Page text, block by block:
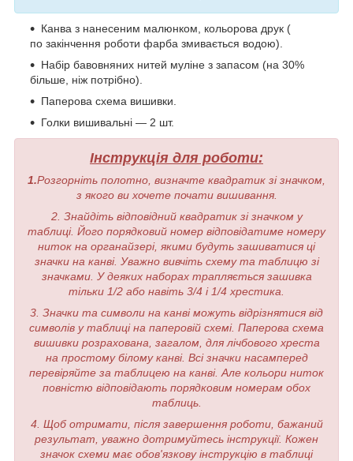
Канва з нанесеним малюнком, кольорова друк (
по закінчення роботи фарба змивається водою).
Набір бавовняних нитей муліне з запасом (на 30%
більше, ніж потрібно).
Паперова схема вишивки.
Голки вишивальні — 2 шт.
Інструкція для роботи:
1.Розгорніть полотно, визначте квадратик зі значком,
з якого ви хочете почати вишивання.
2. Знайдіть відповідний квадратик зі значком у
таблиці. Його порядковий номер відповідатиме номеру
ниток на органайзері, якими будуть зашиватися ці
значки на канві. Уважно вивчіть схему та таблицю зі
значками. У деяких наборах трапляється зашивка
тільки 1/2 або навіть 3/4 і 1/4 хрестика.
3. Значки та символи на канві можуть відрізнятися від
символів у таблиці на паперовій схемі. Паперова схема
вишивки розрахована, загалом, для лічбового хреста
на простому білому канві. Всі значки насамперед
перевіряйте за таблицею на канві. Але кольори ниток
повністю відповідають порядковим номерам обох
таблиць.
4. Щоб отримати, після завершення роботи, бажаний
результат, уважно дотримуйтесь інструкції. Кожен
значок схеми має обов'язкову інструкцію в таблиці